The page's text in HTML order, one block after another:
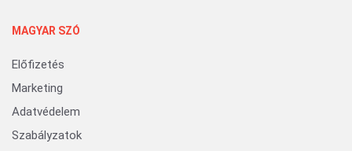
MAGYAR SZÓ
Előfizetés
Marketing
Adatvédelem
Szabályzatok